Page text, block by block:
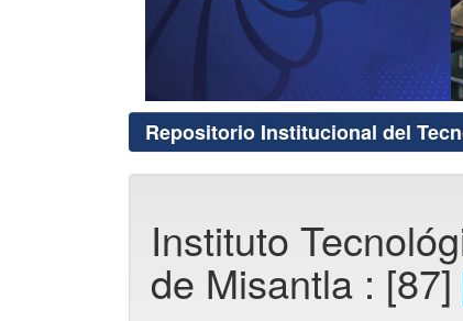
Repositorio Institucional del
Instituto
de Misantla : [87]